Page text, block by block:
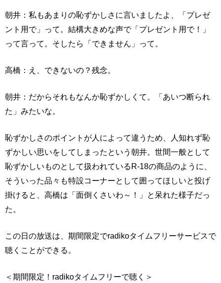
朝井：私もあまりの恥ずかしさに言いましたよ、「プレゼ
ント用で」って。結構大きめな声で「プレゼント用で！」
って言って。そしたら「できません」って。
高橋：え、できないの？残念。
朝井：だからそれもなんか恥ずかしくて。「あいつ断られ
た」みたいな。
恥ずかしさのポイントが人によって違うため、人知れず恥
ずかしい思いをしてしまったという朝井。世間一般として
恥ずかしいものとして扱われているR-18の商品のように、
そういった品々も特設コーナーとして囲ってほしいと投げ
掛けると、高橋は「面倒くさいわ～！」と呆れた様子だっ
た。
この日の放送は、期間限定でradikoタイムフリーサービスで
聴くことができる。
＜期間限定！radikoタイムフリーで聴く＞